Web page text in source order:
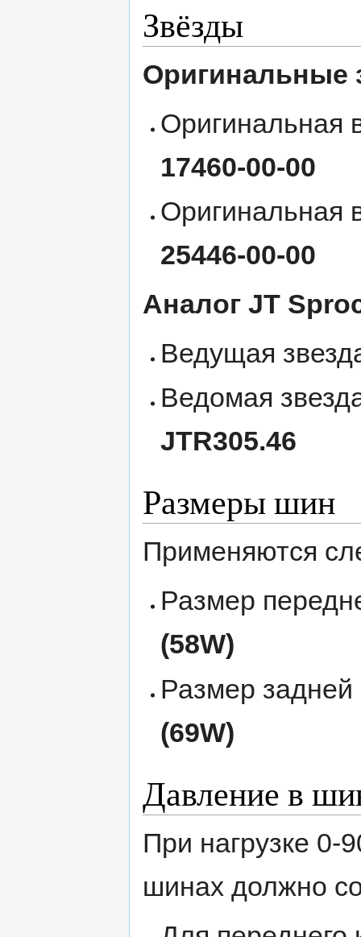
Звёзды
Оригинальные
Оригинальная
17460-00-00
Оригинальная
25446-00-00
Аналог JT
Ведущая
Ведомая
JTR305.46
Размеры шин
Применяются
Размер
(58W)
Размер
(69W)
Давление в
При нагрузке 0-
шинах должно